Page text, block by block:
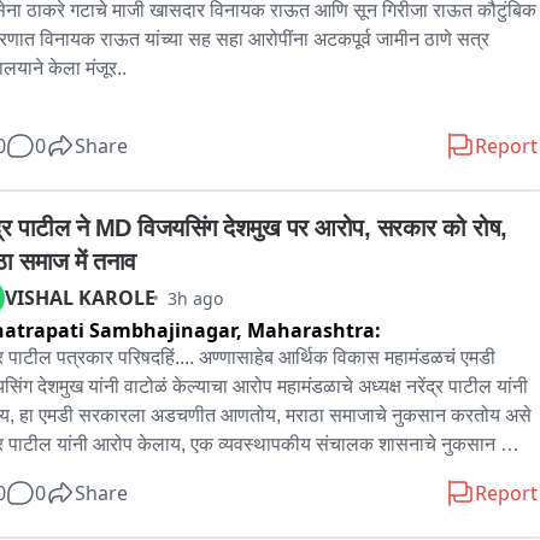
ठाकरे गटाचे माजी खासदार विनायक राऊत आणि सून गिरीजा राऊत कौटुंबिक
विनायक राऊत यांच्या सह सहा आरोपींना अटकपूर्व जामीन ठाणे सत्र
केला मंजूर..
राऊत यांचे वकील सागर कदम या निकालाविरोधात उच्च न्यायालयात धाव
शक्यता..
0 Share Report
पाटील ने MD विजयसिंग देशमुख पर आरोप, सरकार को रोष,
समाज में तनाव
VISHAL KAROLE 3h ago
Sambhajinagar, Maharashtra:
पाटील पत्रकार परिषदहिं.... अण्णासाहेब आर्थिक विकास महामंडळचं एमडी
देशमुख यांनी वाटोळं केल्याचा आरोप महामंडळाचे अध्यक्ष नरेंद्र पाटील यांनी
हा एमडी सरकारला अडचणीत आणतोय, मराठा समाजाचे नुकसान करतोय असे
पाटील यांनी आरोप केलाय, एक व्यवस्थापकीय संचालक शासनाचे नुकसान
आहे त्यांना शासनाला यांच्या माध्यमातून बदनाम करायचे आहे असेही नरेंद्र
0 Share Report